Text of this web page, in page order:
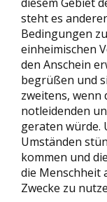
steht es
Bedingungen
einheimischen
den Anschein
begrüßen und
zweitens,
notleidenden
geraten würde.
Umständen
kommen und
die Menschheit
Zwecke zu